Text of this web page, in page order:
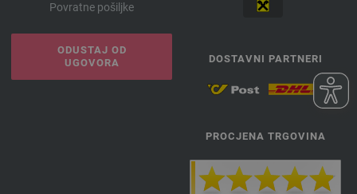
Povratne pošiljke
ODUSTAJ OD
UGOVORA
DOSTAVNI PARTNERI
PROCJENA TRGOVINA